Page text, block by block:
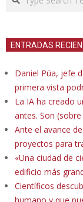
ENTRADAS
Daniel Púa, jefe
primera vista
La IA ha creado
antes. Son
Ante el avance
proyectos para
«Una ciudad de
edificio más
Científicos
humano y que